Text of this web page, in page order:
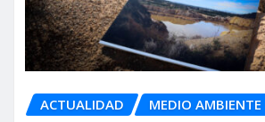
ACTUALIDAD MEDIO AMBIENTE